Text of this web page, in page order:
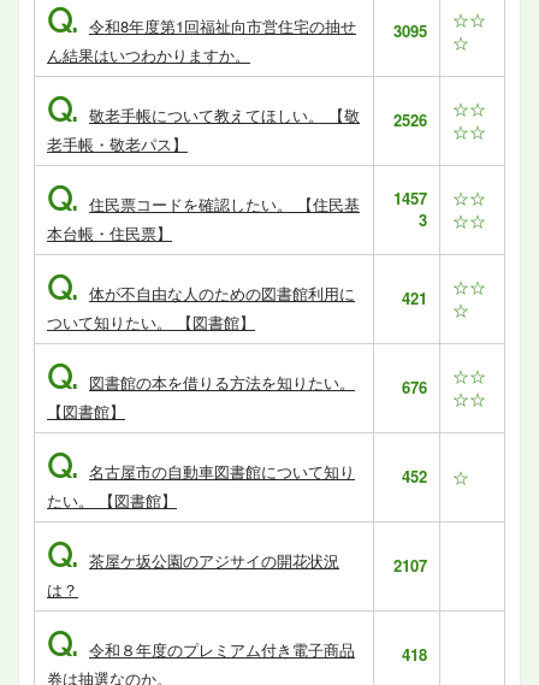
Q. 令和8年度第1回福祉向市営住宅の抽せ
ん結果はいつわかりますか。
3095
☆☆
☆
Q. 敬老手帳について教えてほしい。 【敬
老手帳・敬老パス】
2526
☆☆
☆☆
Q. 住民票コードを確認したい。 【住民基
本台帳・住民票】
1457
3
☆☆
☆☆
Q. 体が不自由な人のための図書館利用に
ついて知りたい。 【図書館】
421
☆☆
☆
Q. 図書館の本を借りる方法を知りたい。
【図書館】
676
☆☆
☆☆
Q. 名古屋市の自動車図書館について知り
たい。 【図書館】
452 ☆
Q. 茶屋ケ坂公園のアジサイの開花状況
は？
2107
Q. 令和８年度のプレミアム付き電子商品
券は抽選なのか。
418